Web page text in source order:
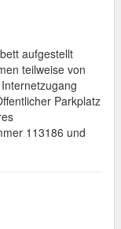
aufgestellt
teilweise von
Parkplatz
113186 und